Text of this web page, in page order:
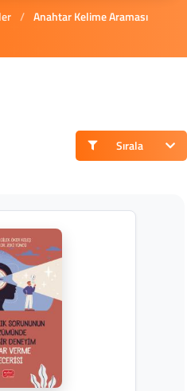
/ Anahtar Kelime Araması
Sırala